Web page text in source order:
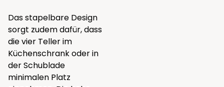
Das stapelbare Design
sorgt zudem dafür, dass
die vier Teller im
Küchenschrank oder in
der Schublade
minimalen Platz